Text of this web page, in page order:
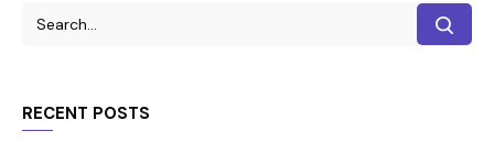
RECENT POSTS